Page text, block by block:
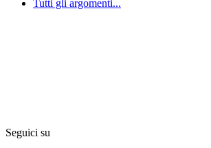
Tutti gli argomenti...
Seguici su